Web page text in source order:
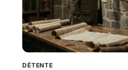
DÉTENTE